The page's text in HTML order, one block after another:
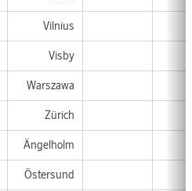
Vilnius
Visby
Warszawa
Zürich
Ängelholm
Östersund